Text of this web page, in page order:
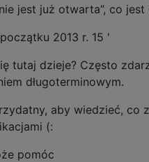
jest już otwarta”, co
2013 r. 15 '
tutaj dzieje? Często
długoterminowym.
aby wiedzieć, co
(:
pomóc